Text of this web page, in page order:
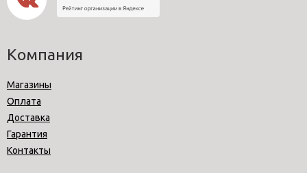
Компания
Магазины
Оплата
Доставка
Гарантия
Контакты